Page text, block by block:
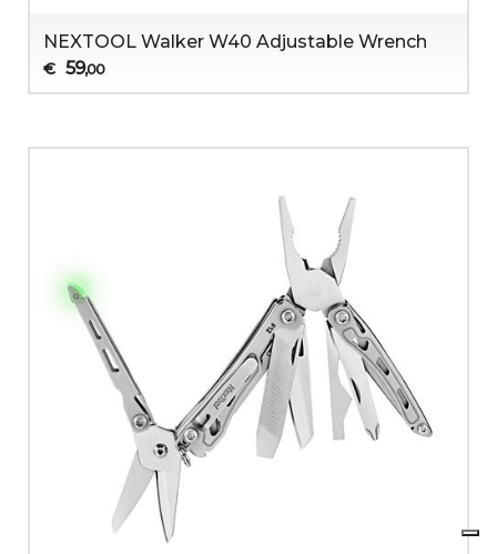
NEXTOOL Walker W40 Adjustable Wrench
€ 59,00